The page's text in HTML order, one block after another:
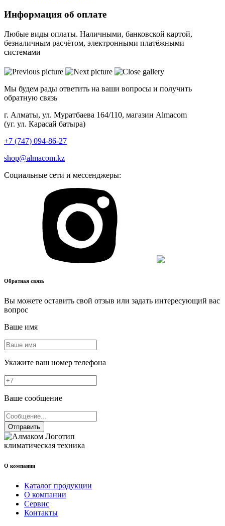
Информация об оплате
Любые виды оплаты. Наличными, банковской картой,
безналичным расчётом, электронными платёжными
системами
Мы будем рады ответить на ваши вопросы и получить
обратную связь
г. Алматы, ул. Муратбаева 164/110, магазин Almacom
(уг. ул. Карасай батыра)
+7 (747) 094-86-27
shop@almacom.kz
Социальные сети и мессенджеры:
Обратная связь
Вы можете оставить свой отзыв или задать интересующий вас
вопрос
Ваше имя
Укажите ваш номер телефона
Ваше сообщение
Отправить
климатическая техника
О компании
Каталог продукции
О компании
Сервис
Контакты